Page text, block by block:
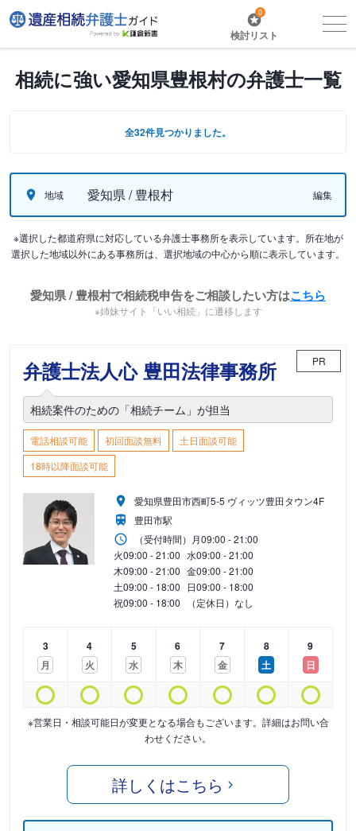
0
検討リスト
相続に強い愛知県豊根村の弁護士一覧
全32件見つかりました。
地域 愛知県 / 豊根村 編集
※選択した都道府県に対応している弁護士事務所を表示しています。所在地が
選択した地域以外にある事務所は、選択地域の中心から順に表示しています。
愛知県 / 豊根村で相続税申告をご相談したい方はこちら
※姉妹サイト「いい相続」に遷移します
弁護士法人心 豊田法律事務所 PR
相続案件のための「相続チーム」が担当
電話相談可能 初回面談無料
土日面談可能
18時以降面談可能
愛知県豊田市西町5-5 ヴィッツ豊田タウン4F
豊田市駅
（受付時間） 月09:00 - 21:00
火09:00 - 21:00 水09:00 - 21:00
木09:00 - 21:00 金09:00 - 21:00
土09:00 - 18:00 日09:00 - 18:00
祝09:00 - 18:00 （定休日）なし
3
月
4
火
5
水
6
木
7
金
8
土
9
日
※営業日・相談可能日が変更となる場合もございます。詳細はお問い合
わせください。
詳しくはこちら